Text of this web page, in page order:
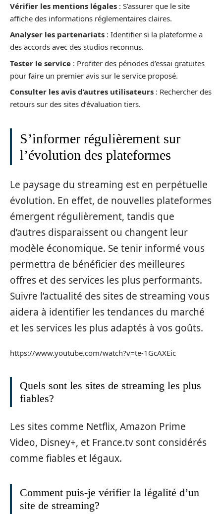
Vérifier les mentions légales : S’assurer que le site
affiche des informations réglementaires claires.
Analyser les partenariats : Identifier si la plateforme a
des accords avec des studios reconnus.
Tester le service : Profiter des périodes d’essai gratuites
pour faire un premier avis sur le service proposé.
Consulter les avis d’autres utilisateurs : Rechercher des
retours sur des sites d’évaluation tiers.
S’informer régulièrement sur
l’évolution des plateformes
Le paysage du streaming est en perpétuelle
évolution. En effet, de nouvelles plateformes
émergent régulièrement, tandis que
d’autres disparaissent ou changent leur
modèle économique. Se tenir informé vous
permettra de bénéficier des meilleures
offres et des services les plus performants.
Suivre l’actualité des sites de streaming vous
aidera à identifier les tendances du marché
et les services les plus adaptés à vos goûts.
https://www.youtube.com/watch?v=te-1GcAXEic
Quels sont les sites de streaming les plus
fiables?
Les sites comme Netflix, Amazon Prime
Video, Disney+, et France.tv sont considérés
comme fiables et légaux.
Comment puis-je vérifier la légalité d’un
site de streaming?